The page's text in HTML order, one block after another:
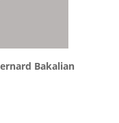
Bakalian